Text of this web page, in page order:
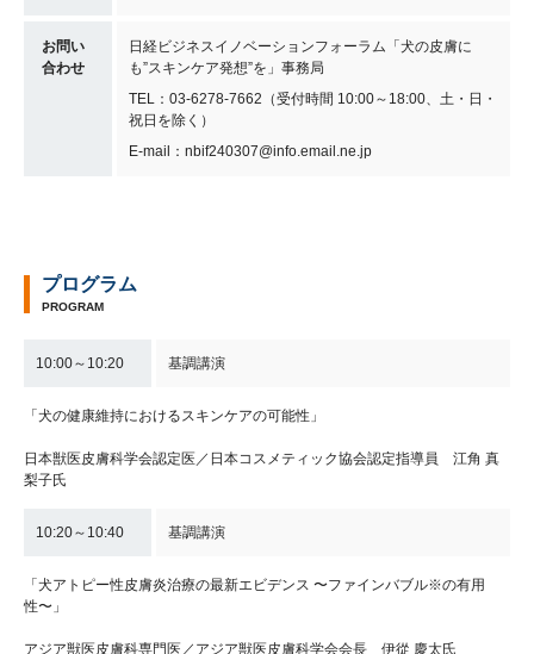
お問い
合わせ
日経ビジネスイノベーションフォーラム「犬の皮膚に
も”スキンケア発想”を」事務局
TEL：03-6278-7662（受付時間 10:00～18:00、土・日・
祝日を除く）
E-mail：nbif240307@info.email.ne.jp
プログラム
PROGRAM
10:00～10:20 基調講演
「犬の健康維持におけるスキンケアの可能性」
日本獣医皮膚科学会認定医／日本コスメティック協会認定指導員 江角 真
梨子氏
10:20～10:40 基調講演
「犬アトピー性皮膚炎治療の最新エビデンス 〜ファインバブル※の有用
性〜」
アジア獣医皮膚科専門医／アジア獣医皮膚科学会会長 伊從 慶太氏